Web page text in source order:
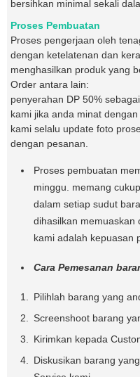
bersihkan minimal sekali
Proses Pembuatan
Proses pengerjaan oleh
dengan ketelatenan dan
menghasilkan produk yang
Order antara lain:
penyerahan DP 50%
kami jika anda minat dengan
kami selalu update foto
dengan pesanan.
Proses pembuatan
minggu. memang
dalam setiap sudut
dihasilkan memuaskan
kami adalah kepuasan
Cara Pemesanan
Pilihlah barang yang
Screenshoot barang
Kirimkan kepada
Diskusikan barang